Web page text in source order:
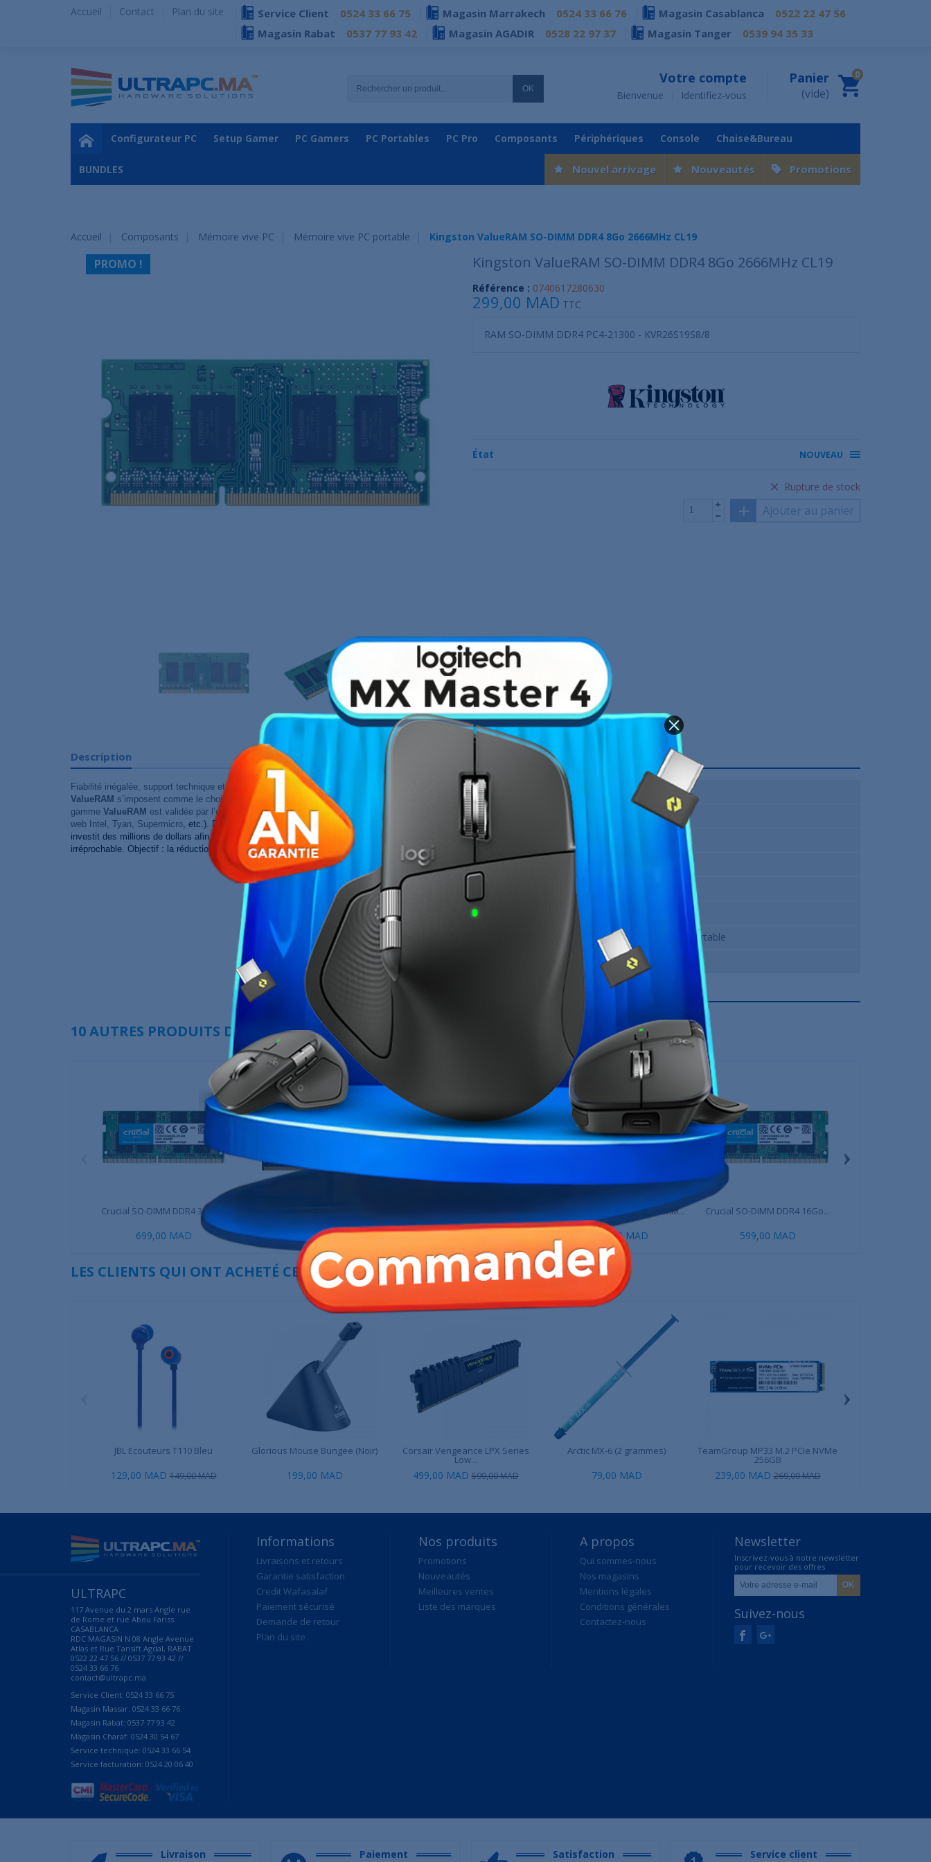
Accueil Contact Plan du site Service Client 0524 33 66 75 Magasin Marrakech 0524 33 66 76 Magasin Casablanca
0522 22 47 56
Magasin Rabat
0537 77 93 42 Magasin AGADIR 0528 22 97 37 Magasin Tanger 0539 94 35 33
OK
Panier
(vide)
0
Votre compte
Bienvenue Identifiez-vous
Promotions
Nouveautés
Nouvel arrivage
Configurateur PC Setup Gamer PC Gamers PC Portables PC Pro Composants Périphériques Console Chaise&Bureau
BUNDLES
Accueil Composants Mémoire vive PC Mémoire vive PC portable Kingston ValueRAM SO-DIMM DDR4 8Go 2666MHz CL19
PROMO ! Kingston ValueRAM SO-DIMM DDR4 8Go 2666MHz CL19
Référence : 0740617280630
299,00 MAD TTC
RAM SO-DIMM DDR4 PC4-21300 - KVR26S19S8/8
État NOUVEAU
Rupture de stock
Ajouter au panier
Description
Fiabilité inégalée, support technique et garantie illimitée : les modules
Kingston Technology
ValueRAM s’imposent comme le choix mémoire standard n°1 pour vos serveurs. La
gamme ValueRAM est validée par l’ensemble des constructeurs de cartes mères (
web Intel, Tyan, Supermicro, etc.). Dans un secteur marqué par de fortes disparités, Kingston
investit des millions de dollars afin de mettre sur le marché des modules d’une qualité
irréprochable. Objectif : la réduction de votre TCO (coût total de possession
Fiche technique
Type de mémoire
DDR4
Capacité totale
8 Go
Fréquence(s) Mémoire
Nombre de barrette(s)
Tension
Ordinateur Portable
12 Mois
Références spécifiques
10 AUTRES PRODUITS DANS LA MÊME CATÉGORIE :
Crucial SO-DIMM DDR4 32Go...
699,00 MAD
DDR4...
1 499,00 MAD
Innovation IT SO-DIMM 8Go...
799,00 MAD
G.Skill RipJaws Series SO-DIMM...
1 699,00 MAD
Crucial SO-DIMM DDR4 16Go...
599,00 MAD
›
LES CLIENTS QUI ONT ACHETÉ CE PRODUIT ONT ÉGALEMENT ACHETÉ :
JBL Ecouteurs T110 Bleu
129,00 MAD 149,00 MAD
Glorious Mouse Bungee (Noir)
199,00 MAD
Corsair Vengeance LPX Series
Low...
499,00 MAD 599,00 MAD
Arctic MX-6 (2 grammes)
79,00 MAD
TeamGroup MP33 M.2 PCIe NVMe
256GB
239,00 MAD 269,00 MAD
›
ULTRAPC
117 Avenue du 2 mars Angle rue
de Rome et rue Abou Fariss
CASABLANCA
RDC MAGASIN N 08 Angle Avenue
Atlas et Rue Tansift Agdal, RABAT
0522 22 47 56 // 0537 77 93 42 //
0524 33 66 76
contact@ultrapc.ma
Service Client: 0524 33 66 75
Magasin Massar: 0524 33 66 76
Magasin Rabat: 0537 77 93 42
Magasin Charaf: 0524 30 54 67
Service technique: 0524 33 66 54
Service facturation: 0524 20 06 40
Informations
Livraisons et retours
Garantie satisfaction
Credit Wafasalaf
Paiement sécurisé
Demande de retour
Plan du site
Nos produits
Promotions
Nouveautés
Meilleures ventes
Liste des marques
A propos
Qui sommes-nous
Nos magasins
Mentions légales
Conditions générales
Contactez-nous
Newsletter
Inscrivez-vous à notre newsletter
pour recevoir des offres
exclusives
Suivez-nous
Livraison Paiement Satisfaction Service client